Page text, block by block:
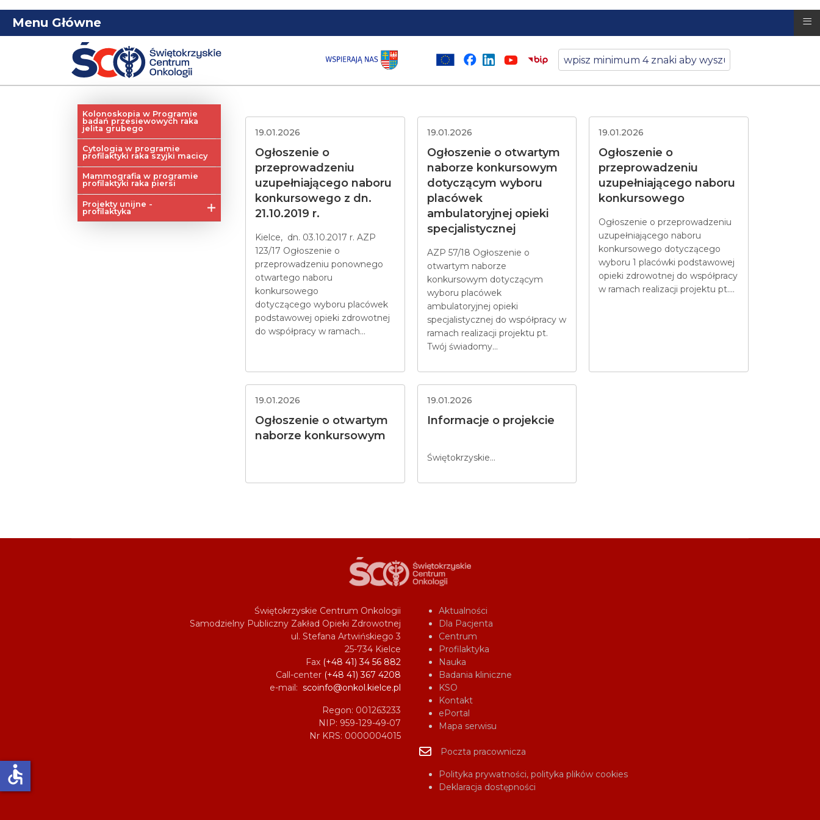
Menu Główne ≡
Kolonoskopia w Programie
badań przesiewowych raka
jelita grubego
Cytologia w programie
profilaktyki raka szyjki macicy
Mammografia w programie
profilaktyki raka piersi
Projekty unijne -
profilaktyka
województwa
19.01.2026
Ogłoszenie o
przeprowadzeniu
uzupełniającego naboru
konkursowego z dn.
21.10.2019 r.
Kielce, dn. 03.10.2017 r. AZP
123/17 Ogłoszenie o
przeprowadzeniu ponownego
otwartego naboru
konkursowego
dotyczącego wyboru placówek
podstawowej opieki zdrowotnej
do współpracy w ramach...
19.01.2026
Ogłoszenie o otwartym
naborze konkursowym
dotyczącym wyboru
placówek
ambulatoryjnej opieki
specjalistycznej
AZP 57/18 Ogłoszenie o
otwartym naborze
konkursowym dotyczącym
wyboru placówek
ambulatoryjnej opieki
specjalistycznej do współpracy w
ramach realizacji projektu pt.
Twój świadomy...
19.01.2026
Ogłoszenie o
przeprowadzeniu
uzupełniającego naboru
konkursowego
Ogłoszenie o przeprowadzeniu
uzupełniającego naboru
konkursowego dotyczącego
wyboru 1 placówki podstawowej
opieki zdrowotnej do współpracy
w ramach realizacji projektu pt....
19.01.2026
Ogłoszenie o otwartym
naborze konkursowym
19.01.2026
Informacje o projekcie
Świętokrzyskie...
Świętokrzyskie Centrum Onkologii
Samodzielny Publiczny Zakład Opieki Zdrowotnej
ul. Stefana Artwińskiego 3
25-734 Kielce
Fax (+48 41) 34 56 882
Call-center (+48 41) 367 4208
e-mail: scoinfo@onkol.kielce.pl
Regon: 001263233
NIP: 959-129-49-07
Nr KRS: 0000004015
Aktualności
Dla Pacjenta
Centrum
Profilaktyka
Nauka
Badania kliniczne
KSO
Kontakt
ePortal
Mapa serwisu
Poczta pracownicza
Polityka prywatności, polityka plików cookies
Deklaracja dostępności
accessible